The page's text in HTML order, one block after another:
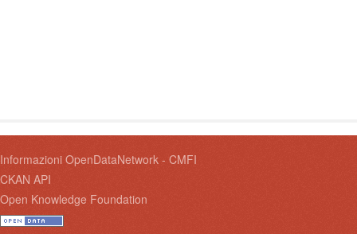
Informazioni OpenDataNetwork - CMFI
CKAN API
Open Knowledge Foundation